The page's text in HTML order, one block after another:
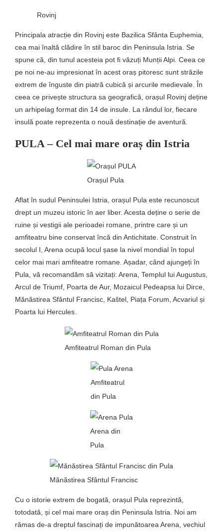
Rovinj
Principala atracție din Rovinj este Bazilica Sfânta Euphemia,
cea mai înaltă clădire în stil baroc din Peninsula Istria. Se
spune că, din tunul acesteia pot fi văzuți Munții Alpi. Ceea ce
pe noi ne-au impresionat în acest oraș pitoresc sunt străzile
extrem de înguste din piatră cubică și arcurile medievale. În
ceea ce privește structura sa geografică, orașul Rovinj deține
un arhipelag format din 14 de insule. La rândul lor, fiecare
insulă poate reprezenta o nouă destinație de aventură.
PULA – Cel mai mare oraș din Istria
Orașul Pula
Aflat în sudul Peninsulei Istria, orașul Pula este recunoscut
drept un muzeu istoric în aer liber. Acesta deține o serie de
ruine și vestigii ale perioadei romane, printre care și un
amfiteatru bine conservat încă din Antichitate. Construit în
secolul I, Arena ocupă locul șase la nivel mondial în topul
celor mai mari amfiteatre romane. Așadar, când ajungeți în
Pula, vă recomandăm să vizitați: Arena, Templul lui Augustus,
Arcul de Triumf, Poarta de Aur, Mozaicul Pedeapsa lui Dirce,
Mănăstirea Sfântul Francisc, Kaštel, Piața Forum, Acvariul și
Poarta lui Hercules.
Amfiteatrul Roman din Pula
Amfiteatrul
din Pula
Arena din
Pula
Mănăstirea Sfântul Francisc
Cu o istorie extrem de bogată, orașul Pula reprezintă,
totodată, și cel mai mare oraș din Peninsula Istria. Noi am
rămas de-a dreptul fascinați de impunătoarea Arena, vechiul